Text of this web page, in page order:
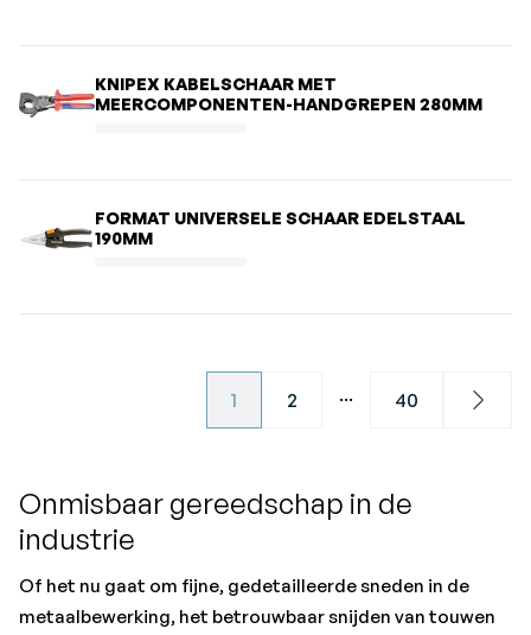
KNIPEX KABELSCHAAR MET
MEERCOMPONENTEN-HANDGREPEN 280MM
FORMAT UNIVERSELE SCHAAR EDELSTAAL
190MM
1 2 ... 40 Next
Onmisbaar gereedschap in de
industrie
Of het nu gaat om fijne, gedetailleerde sneden in de
metaalbewerking, het betrouwbaar snijden van touwen